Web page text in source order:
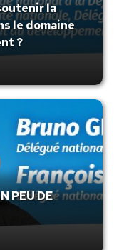
la
le domaine
?
PEU DE